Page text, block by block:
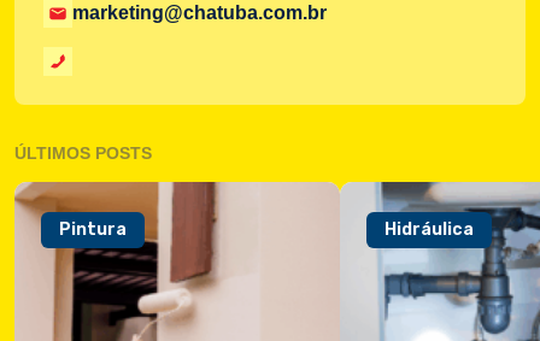
marketing@chatuba.com.br
ÚLTIMOS POSTS
Pintura Hidráulica